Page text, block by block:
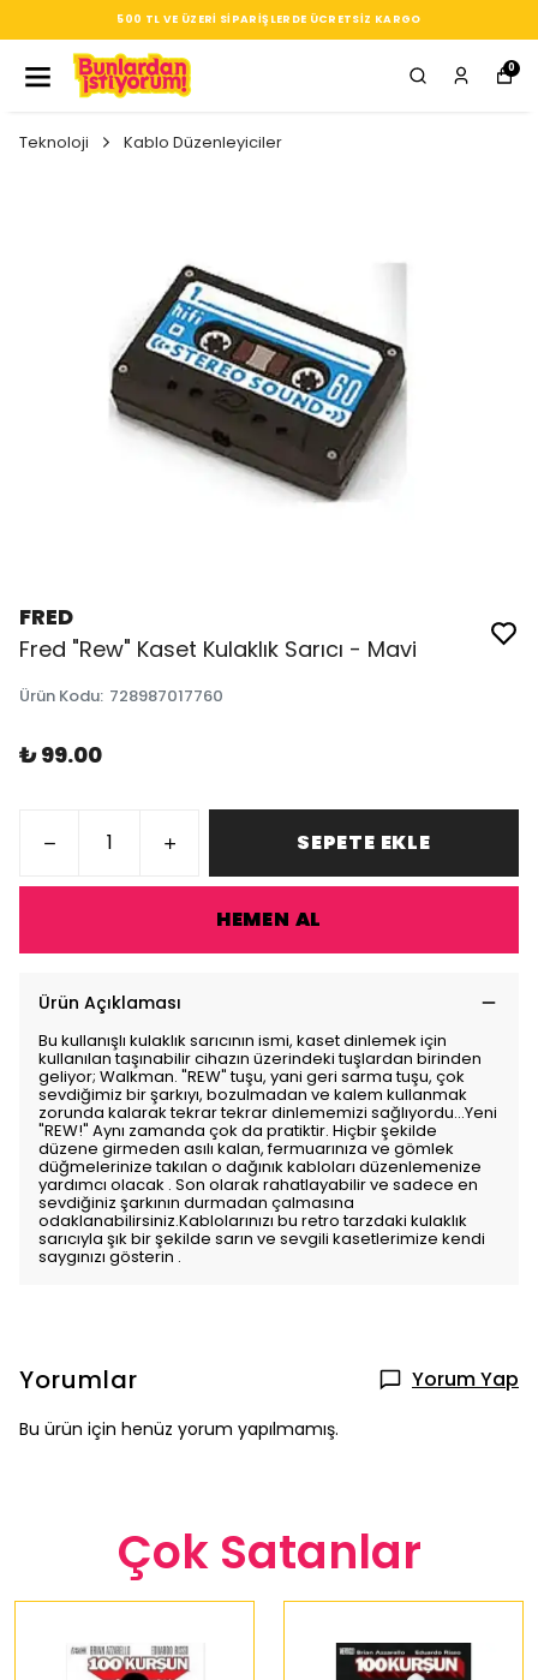
SEÇTIĞIN HER ÜRÜN, TARZINA DAIR KÜÇÜK
0
Teknoloji Kablo Düzenleyiciler
FRED
Fred "Rew" Kaset Kulaklık Sarıcı - Mavi
Ürün Kodu: 728987017760
₺ 99.00
SEPETE EKLE
HEMEN AL
Ürün Açıklaması
Bu kullanışlı kulaklık sarıcının ismi, kaset dinlemek için
kullanılan taşınabilir cihazın üzerindeki tuşlardan birinden
geliyor; Walkman. "REW" tuşu, yani geri sarma tuşu, çok
sevdiğimiz bir şarkıyı, bozulmadan ve kalem kullanmak
zorunda kalarak tekrar tekrar dinlememizi sağlıyordu...Yeni
"REW!" Aynı zamanda çok da pratiktir. Hiçbir şekilde
düzene girmeden asılı kalan, fermuarınıza ve gömlek
düğmelerinize takılan o dağınık kabloları düzenlemenize
yardımcı olacak . Son olarak rahatlayabilir ve sadece en
sevdiğiniz şarkının durmadan çalmasına
odaklanabilirsiniz.Kablolarınızı bu retro tarzdaki kulaklık
sarıcıyla şık bir şekilde sarın ve sevgili kasetlerimize kendi
saygınızı gösterin .
Yorumlar Yorum Yap
Bu ürün için henüz yorum yapılmamış.
Çok Satanlar